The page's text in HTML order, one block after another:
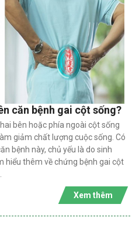
căn bệnh gai cột sống?
bên hoặc phía ngoài cột sống
giảm chất lượng cuộc sống. Có
bệnh này, chủ yếu là do sinh
hiểu thêm về chứng bệnh gai cột
Xem thêm